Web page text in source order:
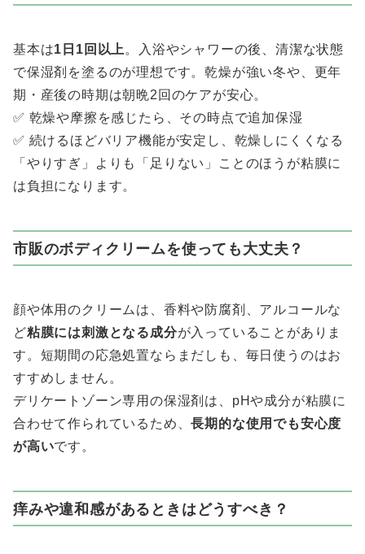
基本は1日1回以上 。入浴やシャワーの後、清潔な状態
で保湿剤を塗るのが理想です。乾燥が強い冬や、更年
期・産後の時期は朝晩2回のケアが安心。
✅ 乾燥や摩擦を感じたら、その時点で追加保湿
✅ 続けるほどバリア機能が安定し、乾燥しにくくなる
「やりすぎ」よりも「足りない」ことのほうが粘膜に
は負担になります。
市販のボディクリームを使っても大丈夫？
顔や体用のクリームは、香料や防腐剤、アルコールな
ど粘膜には刺激となる成分が入っていることがありま
す。短期間の応急処置ならまだしも、毎日使うのはお
すすめしません。
デリケートゾーン専用の保湿剤は、pHや成分が粘膜に
合わせて作られているため、長期的な使用でも安心度
が高いです。
痒みや違和感があるときはどうすべき？